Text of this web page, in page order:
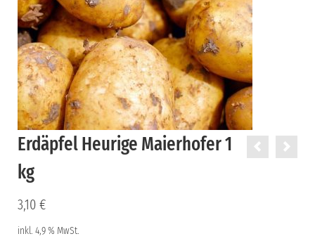
Erdäpfel Heurige Maierhofer 1
kg
3,10 €
inkl. 4,9 % MwSt.